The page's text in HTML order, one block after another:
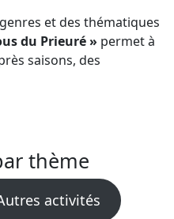
et des thématiques
du Prieuré » permet à
saisons, des
thème
activités